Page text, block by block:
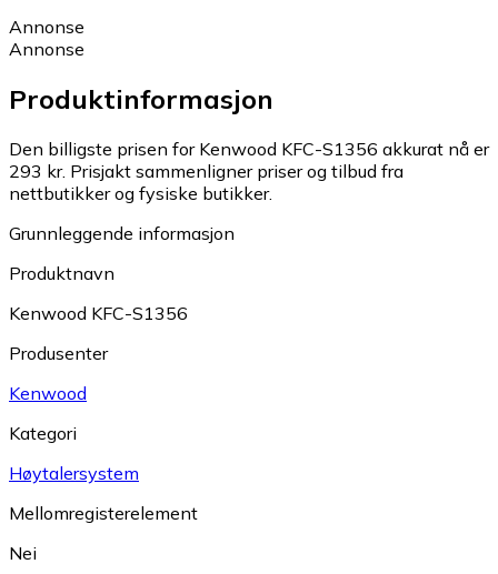
Annonse
Annonse
Produktinformasjon
Den billigste prisen for Kenwood KFC-S1356 akkurat nå er
293 kr. Prisjakt sammenligner priser og tilbud fra
nettbutikker og fysiske butikker.
Grunnleggende informasjon
Produktnavn
Kenwood KFC-S1356
Produsenter
Kenwood
Kategori
Høytalersystem
Mellomregisterelement
Nei